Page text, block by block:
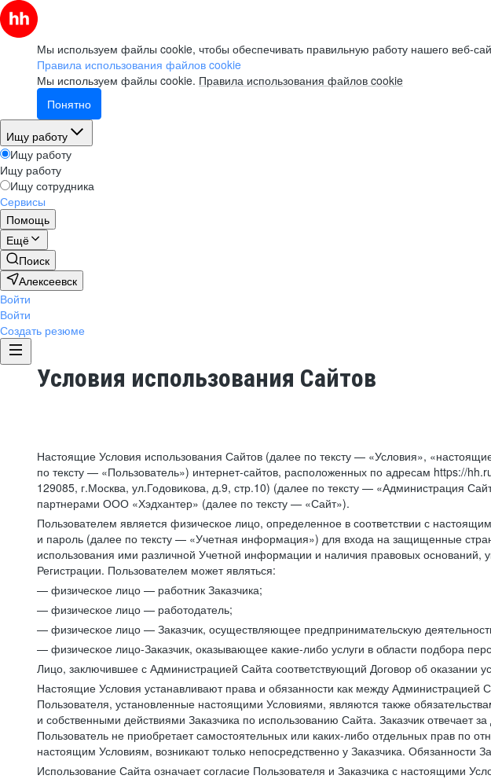
Мы используем файлы cookie, чтобы обеспечивать правильную работу нашего веб-
Правила использования файлов cookie
Мы используем файлы cookie. Правила использования файлов cookie
Понятно
Ищу работу
Ищу работу
Ищу работу
Ищу сотрудника
Сервисы
Помощь
Ещё
Поиск
Алексеевск
Войти
Войти
Создать резюме
Условия использования Сайтов
Настоящие Условия использования Сайтов (далее по тексту — «Условия»,
по тексту — «Пользователь») интернет-сайтов, расположенных по адресам https://
129085, г.Москва, ул.Годовикова, д.9, стр.10) (далее по тексту — «Администрация
партнерами ООО «Хэдхантер» (далее по тексту — «Сайт»).
Пользователем является физическое лицо, определенное в соответствии с
и пароль (далее по тексту — «Учетная информация») для входа на защищенные
использования ими различной Учетной информации и наличия правовых
Регистрации. Пользователем может являться:
— физическое лицо — работник Заказчика;
— физическое лицо — работодатель;
— физическое лицо — Заказчик, осуществляющее предпринимательскую
— физическое лицо-Заказчик, оказывающее какие-либо услуги в области подбора
Лицо, заключившее с Администрацией Сайта соответствующий Договор об оказании
Настоящие Условия устанавливают права и обязанности как между
Пользователя, установленные настоящими Условиями, являются также
и собственными действиями Заказчика по использованию Сайта. Заказчик отвечает
Пользователь не приобретает самостоятельных или каких-либо отдельных прав
настоящим Условиям, возникают только непосредственно у Заказчика.
Использование Сайта означает согласие Пользователя и Заказчика с настоящими